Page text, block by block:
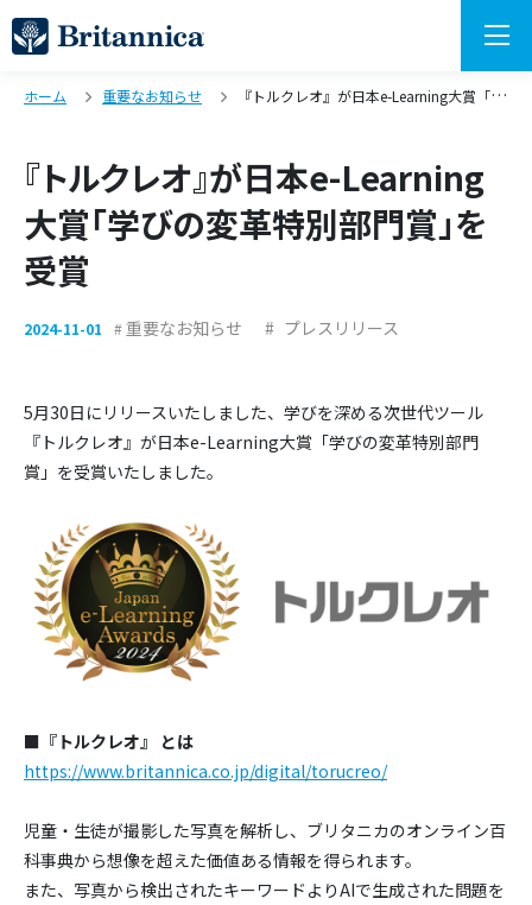
ホーム 重要なお知らせ 『トルクレオ』が日本e-Learning大賞「学びの変革特別部門賞」を受賞
『トルクレオ』が日本e-Learning
大賞「学びの変革特別部門賞」を
受賞
2024-11-01 重要なお知らせ プレスリリース
5月30日にリリースいたしました、学びを深める次世代ツール
『トルクレオ』が日本e-Learning大賞「学びの変革特別部門
賞」を受賞いたしました。
■ 『トルクレオ』 とは
https://www.britannica.co.jp/digital/torucreo/
児童・生徒が撮影した写真を解析し、ブリタニカのオンライン百
科事典から想像を超えた価値ある情報を得られます。
また、写真から検出されたキーワードよりAIで生成された問題を